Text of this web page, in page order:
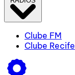
Clube FM
Clube Recife